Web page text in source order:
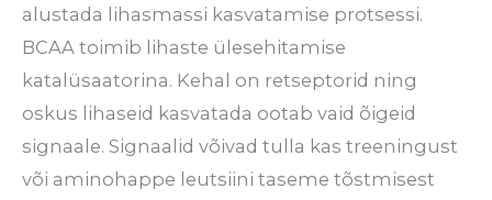
alustada lihasmassi kasvatamise protsessi.
BCAA toimib lihaste ülesehitamise
katalüsaatorina. Kehal on retseptorid ning
oskus lihaseid kasvatada ootab vaid õigeid
signaale. Signaalid võivad tulla kas treeningust
või aminohappe leutsiini taseme tõstmisest